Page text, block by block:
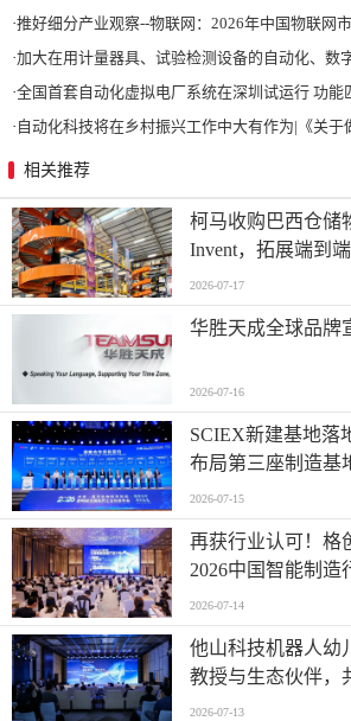
·推好细分产业观察--物联网：2026年中国物联网市场规模接近3000亿美元 智慧工厂
·加大在用计量器具、试验检测设备的自动化、数字化改造力度|市场监管总局 工业和信息
·全国首套自动化虚拟电厂系统在深圳试运行 功能匹敌大型
· 自动化科技将在乡村振兴工作中大有作为|《关于做好2023年全面推
相关推荐
柯马收购巴西仓储
Invent，拓展端到
2026-07-17
华胜天成全球品牌
2026-07-16
SCIEX新建基地落
布局第三座制造基
2026-07-15
再获行业认可！格
2026中国智能制造
业奖
2026-07-14
他山科技机器人幼
教授与生态伙伴，
时代”
2026-07-13